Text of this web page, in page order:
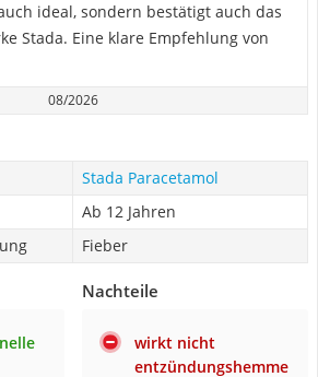
ideal, sondern bestätigt auch das
Stada. Eine klare Empfehlung von
08/2026
Stada Paracetamol
Ab 12 Jahren
Fieber
Nachteile
wirkt nicht
entzündungshemme